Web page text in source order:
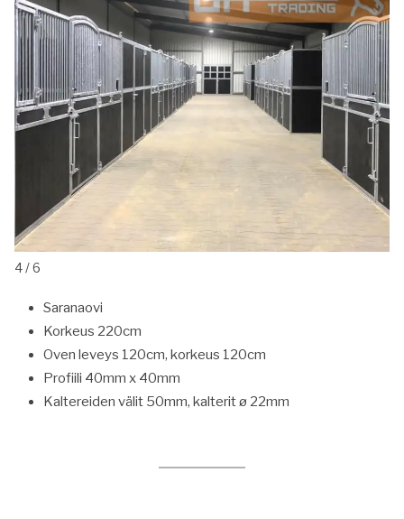
5 / 6
Saranaovi
Korkeus 220cm
Oven leveys 120cm, korkeus 120cm
Profiili 40mm x 40mm
Kaltereiden välit 50mm, kalterit ø 22mm